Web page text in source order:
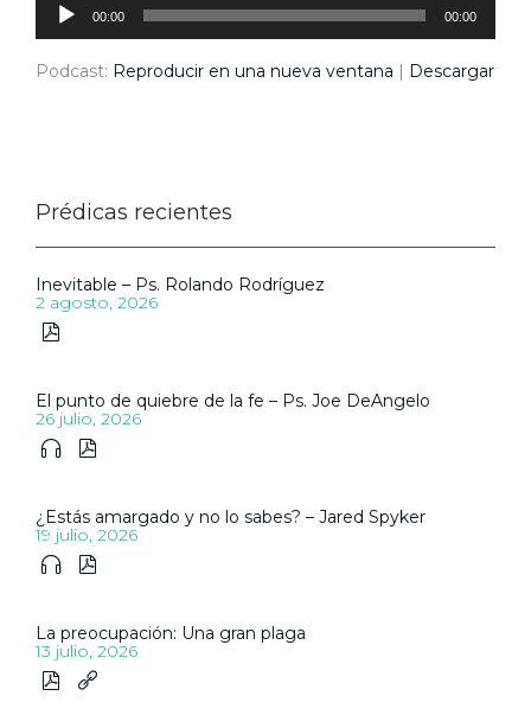
audio 00:00 00:00
Podcast: Reproducir en una nueva ventana | Descargar
Prédicas recientes
Inevitable – Ps. Rolando Rodríguez
2 agosto, 2026

El punto de quiebre de la fe – Ps. Joe DeAngelo
26 julio, 2026
 
¿Estás amargado y no lo sabes? – Jared Spyker
19 julio, 2026
 
La preocupación: Una gran plaga
13 julio, 2026
 